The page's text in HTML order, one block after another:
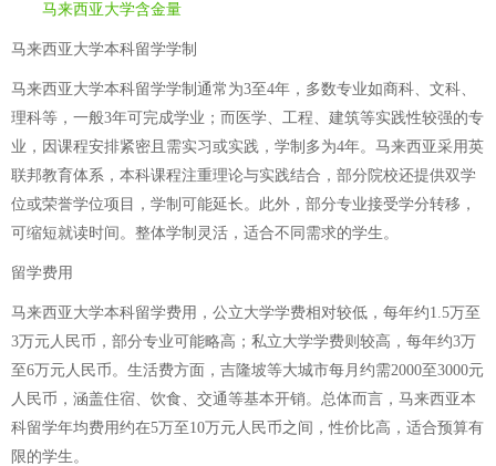
马来西亚大学含金量
马来西亚大学本科留学学制
马来西亚大学本科留学学制通常为3至4年，多数专业如商科、文科、
理科等，一般3年可完成学业；而医学、工程、建筑等实践性较强的专
业，因课程安排紧密且需实习或实践，学制多为4年。马来西亚采用英
联邦教育体系，本科课程注重理论与实践结合，部分院校还提供双学
位或荣誉学位项目，学制可能延长。此外，部分专业接受学分转移，
可缩短就读时间。整体学制灵活，适合不同需求的学生。
留学费用
马来西亚大学本科留学费用，公立大学学费相对较低，每年约1.5万至
3万元人民币，部分专业可能略高；私立大学学费则较高，每年约3万
至6万元人民币。生活费方面，吉隆坡等大城市每月约需2000至3000元
人民币，涵盖住宿、饮食、交通等基本开销。总体而言，马来西亚本
科留学年均费用约在5万至10万元人民币之间，性价比高，适合预算有
限的学生。